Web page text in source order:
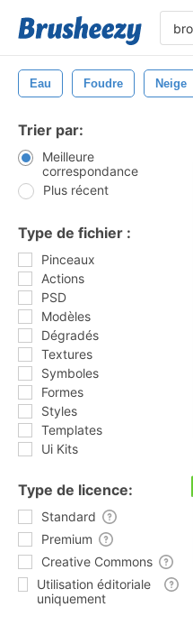
Eau Foudre Neige
Trier par:
Meilleure
correspondance
Plus récent
Type de fichier :
Pinceaux
Actions
PSD
Modèles
Dégradés
Textures
Symboles
Formes
Styles
Templates
Ui Kits
Type de licence:
Standard
Premium
Creative Commons
Utilisation éditoriale
uniquement